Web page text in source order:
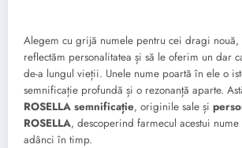
Alegem cu grijă numele pentru cei dragi
reflectăm personalitatea și să le oferim un dar
de-a lungul vieții. Unele nume poartă în ele o
semnificație profundă și o rezonanță aparte.
ROSELLA semnificație, originile sale și
ROSELLA, descoperind farmecul acestui
adânci în timp.